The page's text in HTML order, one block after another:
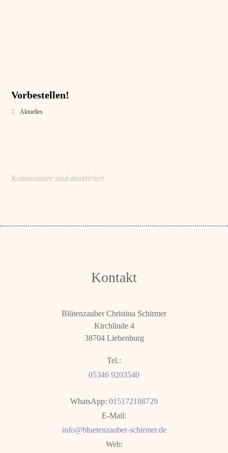
Vorbestellen!
Aktuelles
Kommentare sind deaktiviert
Kontakt
Blütenzauber Christina Schirmer
Kirchlinde 4
38704 Liebenburg
Tel.:
05346 9203540
WhatsApp: 015172188729
E-Mail:
info@bluetenzauber-schirmer.de
Web: